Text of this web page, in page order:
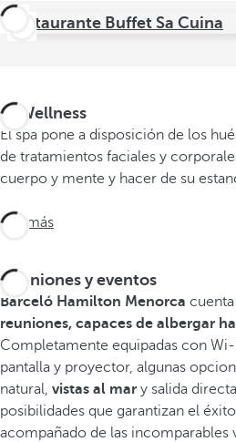
Restaurante Buffet Sa Cuina
U-Wellness
El spa pone a disposición de los
de tratamientos faciales y
cuerpo y mente y hacer de su
Ver más
Reuniones y eventos
Barceló Hamilton Menorca cuenta
reuniones, capaces de albergar
Completamente equipadas con
pantalla y proyector, algunas
natural, vistas al mar y salida
posibilidades que garantizan el
acompañado de las incomparables